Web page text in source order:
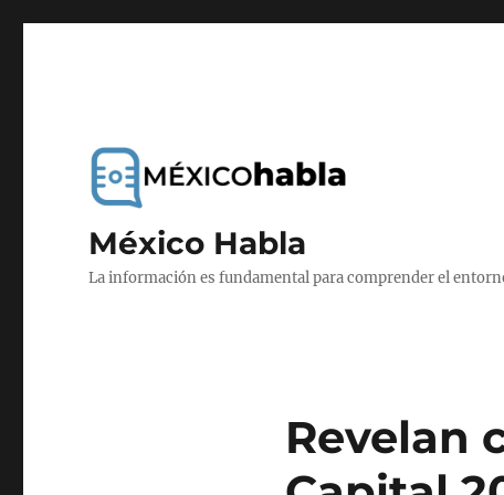
México Habla
La información es fundamental para comprender el
Revelan